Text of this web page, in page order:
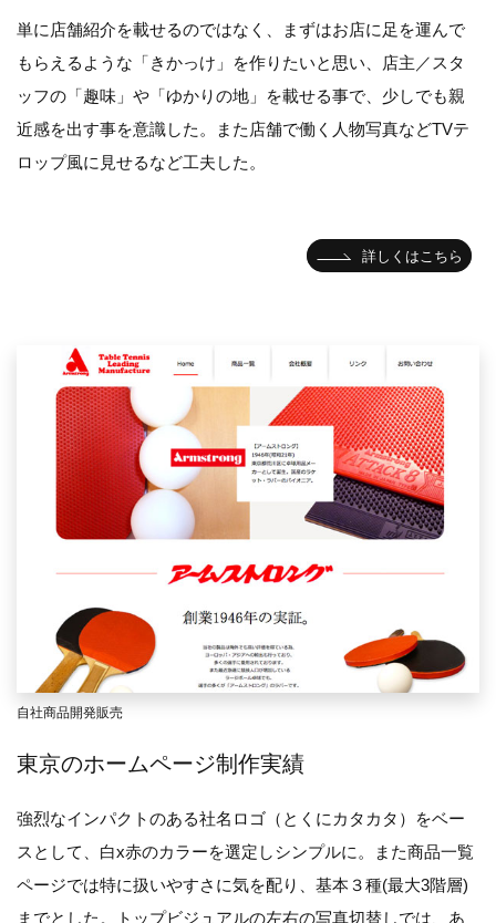
単に店舗紹介を載せるのではなく、まずはお店に足を運んで
もらえるような「きかっけ」を作りたいと思い、店主／スタ
ッフの「趣味」や「ゆかりの地」を載せる事で、少しでも親
近感を出す事を意識した。また店舗で働く人物写真などTVテ
ロップ風に見せるなど工夫した。
詳しくはこちら
自社商品開発販売
東京のホームページ制作実績
強烈なインパクトのある社名ロゴ（とくにカタカタ）をベー
スとして、白x赤のカラーを選定しシンプルに。また商品一覧
ページでは特に扱いやすさに気を配り、基本３種(最大3階層)
までとした。トップビジュアルの左右の写真切替しでは、あ